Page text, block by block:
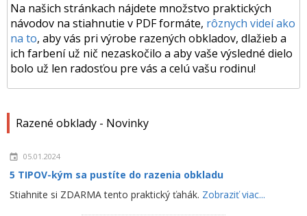
Razené obklady - Novinky
05.01.2024
5 TIPOV-kým sa pustíte do razenia obkladu
Stiahnite si ZDARMA tento praktický ťahák. Zobraziť viac...
Na našich stránkach nájdete množstvo praktických
návodov na stiahnutie v PDF formáte, rôznych videí ako
na to, aby vás pri výrobe razených obkladov, dlažieb a
ich farbení už nič nezaskočilo a aby vaše výsledné dielo
bolo už len radosťou pre vás a celú vašu rodinu!